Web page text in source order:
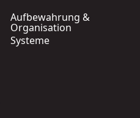
Aufbewahrung &
Organisation
Systeme